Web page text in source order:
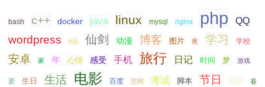
bash c++ docker java linux mysql nginx php QQ
wordpress wp 仙剑 动漫 博客 图片 夜 学习 学校
安卓 家 年 心情 感受 手机 旅行 日记 时间 梦 游戏
爱 生日 生活 电影 百度 空间 考试 脚本 节日 英语 谷